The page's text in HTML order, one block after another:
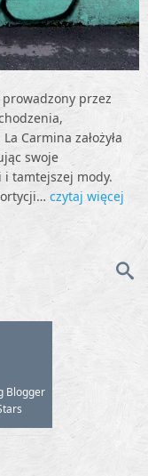
przez
Carmina założyła
swoje
tamtejszej mody.
czytaj więcej
Blogger